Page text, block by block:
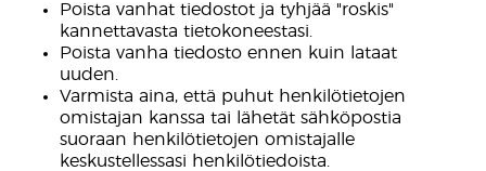
Poista vanhat tiedostot ja tyhjää "roskis"
kannettavasta tietokoneestasi.
Poista vanha tiedosto ennen kuin lataat
uuden.
Varmista aina, että puhut henkilötietojen
omistajan kanssa tai lähetät sähköpostia
suoraan henkilötietojen omistajalle
keskustellessasi henkilötiedoista.